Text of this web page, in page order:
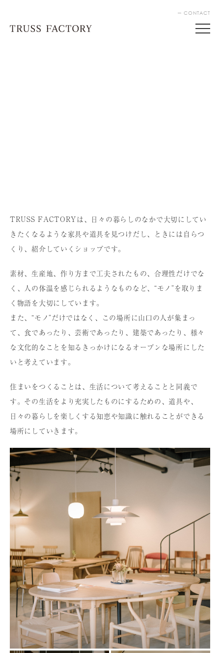
CONTACT
TRUSS FACTORYは、⽇々の暮らしのなかで⼤切にしてい
きたくなるような家具や道具を⾒つけだし、ときには⾃らつ
くり、紹介していくショップです。
素材、⽣産地、作り⽅まで⼯夫されたもの、合理性だけでな
く、⼈の体温を感じられるようなものなど、“モノ”を取りま
く物語を⼤切にしています。
また、“モノ”だけではなく、この場所に⼭⼝の⼈が集まっ
て、⾷であったり、芸術であったり、建築であったり、様々
な⽂化的なことを知るきっかけになるオープンな場所にした
いと考えています。
住まいをつくることは、⽣活について考えることと同義で
す。その⽣活をより充実したものにするための、道具や、
⽇々の暮らしを楽しくする知恵や知識に触れることができる
場所にしていきます。